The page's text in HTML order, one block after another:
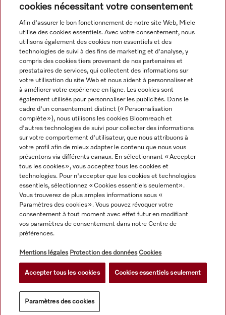
Navigation
Service
Tous les prix des produits s'entendent hors TVA; livraison
toujours sans matériel de décoration.
cookies nécessitant votre consentement
Afin d'assurer le bon fonctionnement de notre site Web, Miele
utilise des cookies essentiels. Avec votre consentement, nous
utilisons également des cookies non essentiels et des
technologies de suivi à des fins de marketing et d'analyse, y
compris des cookies tiers provenant de nos partenaires et
prestataires de services, qui collectent des informations sur
votre utilisation du site Web et nous aident à personnaliser et
à améliorer votre expérience en ligne. Les cookies sont
également utilisés pour personnaliser les publicités. Dans le
cadre d'un consentement distinct (« Personnalisation
complète »), nous utilisons les cookies Bloomreach et
d'autres technologies de suivi pour collecter des informations
sur votre comportement d'utilisateur, que nous attribuons à
votre profil afin de mieux adapter le contenu que nous vous
présentons via différents canaux. En sélectionnant « Accepter
tous les cookies », vous acceptez tous les cookies et
technologies. Pour n'accepter que les cookies et technologies
essentiels, sélectionnez « Cookies essentiels seulement».
Vous trouverez de plus amples informations sous «
Paramètres des cookies ». Vous pouvez révoquer votre
consentement à tout moment avec effet futur en modifiant
vos paramètres de consentement dans notre Centre de
préférences.
Mentions légales Protection des données Cookies
Accepter tous les cookies Cookies essentiels seulement
Paramètres des cookies